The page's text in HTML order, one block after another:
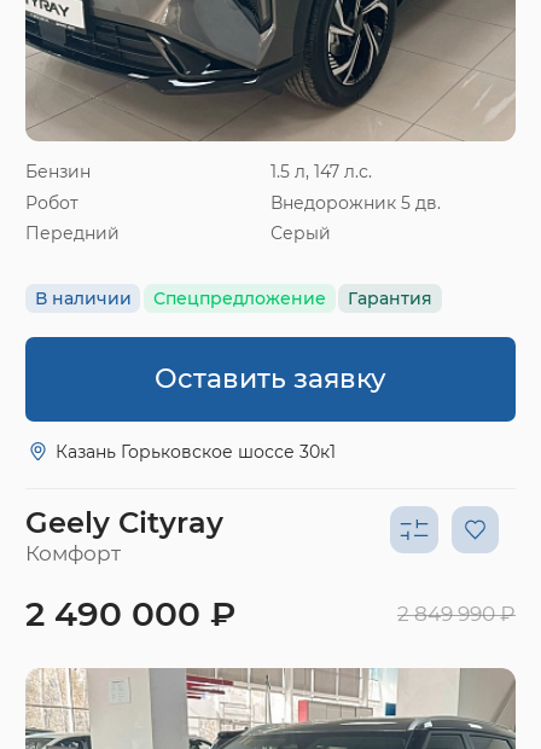
Бензин
1.5 л, 147 л.с.
Робот
Внедорожник 5 дв.
Передний
Серый
В наличии Спецпредложение Гарантия
Оставить заявку
Казань Горьковское шоссе 30к1
Geely Cityray
Комфорт
2 490 000 ₽ 2 849 990 ₽